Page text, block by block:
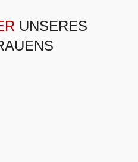
UNSERES